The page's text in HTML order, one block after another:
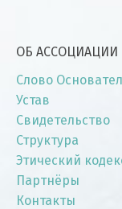
ОБ АССОЦИАЦИИ
Слово
Устав
Свидетельство
Структура
Этический
Партнёры
Контакты